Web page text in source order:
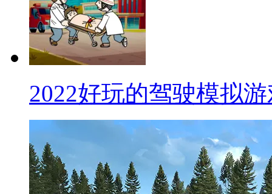
2022好玩的驾驶模拟